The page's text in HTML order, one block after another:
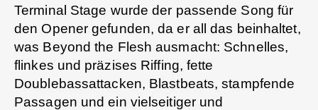
Terminal Stage wurde der passende Song für
den Opener gefunden, da er all das beinhaltet,
was Beyond the Flesh ausmacht: Schnelles,
flinkes und präzises Riffing, fette
Doublebassattacken, Blastbeats, stampfende
Passagen und ein vielseitiger und